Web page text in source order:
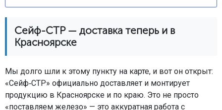
Сейф-СТР — доставка теперь и в
Красноярске
Мы долго шли к этому пункту на карте, и вот он открыт:
«Сейф‑СТР» официально доставляет и монтирует
продукцию в Красноярске и по краю. Это не просто
«поставляем железо» — это аккуратная работа с